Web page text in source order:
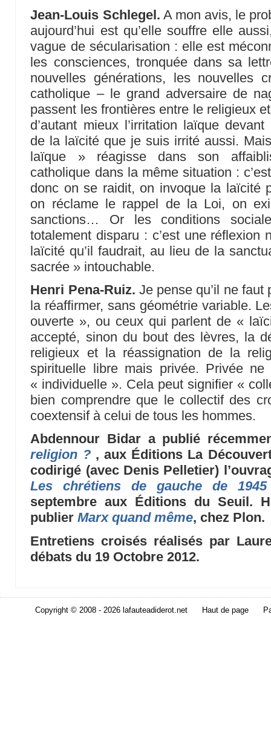
Jean-Louis Schlegel. A mon avis, le
aujourd’hui est qu’elle souffre elle
vague de sécularisation : elle est
les consciences, tronquée dans sa
nouvelles générations, les nouvelles
catholique – le grand adversaire de
passent les frontières entre le religieux
d’autant mieux l’irritation laïque
de la laïcité que je suis irrité aussi.
laïque » réagisse dans son
catholique dans la même situation :
donc on se raidit, on invoque la laïcité
on réclame le rappel de la Loi, on
sanctions… Or les conditions
totalement disparu : c’est une réflexion
laïcité qu’il faudrait, au lieu de la
sacrée » intouchable.
Henri Pena-Ruiz. Je pense qu’il ne
la réaffirmer, sans géométrie variable.
ouverte », ou ceux qui parlent de «
accepté, sinon du bout des lèvres, la
religieux et la réassignation de la
spirituelle libre mais privée. Privée
« individuelle ». Cela peut signifier «
bien comprendre que le collectif des
coextensif à celui de tous les hommes.
Abdennour Bidar a publié
religion ?, aux Éditions La
codirigé (avec Denis Pelletier)
Les chrétiens de gauche de
septembre aux Éditions du Seuil.
publierMarx quand même, chez Plon.
Entretiens croisés réalisés par
débats du 19 Octobre 2012.
Copyright © 2008 - 2026 lafauteadiderot.net Haut de page